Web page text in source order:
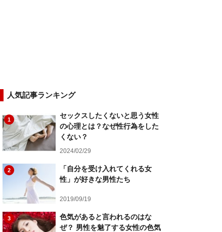
人気記事ランキング
1
セックスしたくないと思う女性
の心理とは？なぜ性行為をした
くない？
2024/02/29
2
「自分を受け入れてくれる女
性」が好きな男性たち
2019/09/19
3
色気があると言われるのはな
ぜ？ 男性を魅了する女性の色気